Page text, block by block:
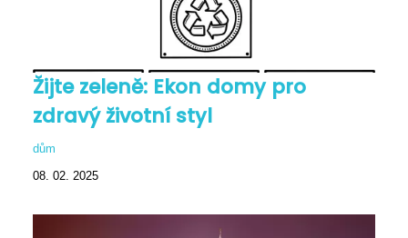
Žijte zeleně: Ekon domy pro
zdravý životní styl
dům
08. 02. 2025